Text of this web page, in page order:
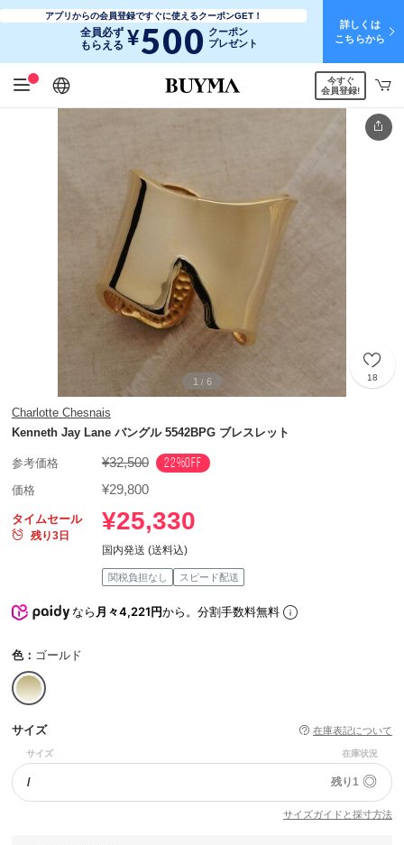
アプリからの会員登録ですぐに使えるクーポンGET！
全員必ず
もらえる ¥500 クーポン
プレゼント
詳しくは
こちらから
日本語
English
简体中文
繁體中文
今すぐ
会員登録!
1 / 6 18
Charlotte Chesnais
Kenneth Jay Lane バングル 5542BPG ブレスレット
参考価格 ¥32,500 22%OFF
価格 ¥29,800
タイムセール
残り3日
¥25,330
国内発送 (送料込)
関税負担なし スピード配送
なら月々4,221円から。分割手数料無料
色： ゴールド
サイズ 在庫表記について
サイズ 在庫状況
/ 残り1 ◎
サイズガイドと採寸方法